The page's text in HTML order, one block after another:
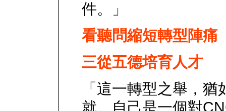
件。」
看聽問縮短轉型陣痛
三從五德培育人才
「這一轉型之舉，
就。自己是一個對